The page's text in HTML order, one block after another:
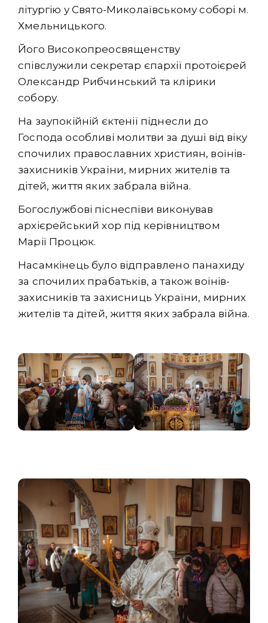
літургію у Свято-Миколаївському соборі м.
Хмельницького.
Його Високопреосвященству
співслужили секретар єпархії протоієрей
Олександр Рибчинський та клірики
собору.
На заупокійній єктенії піднесли до
Господа особливі молитви за душі від віку
спочилих православних християн, воїнів-
захисників України, мирних жителів та
дітей, життя яких забрала війна.
Богослужбові піснеспіви виконував
архієрейський хор під керівництвом
Марії Процюк.
Насамкінець було відправлено панахиду
за спочилих прабатьків, а також воїнів-
захисників та захисниць України, мирних
жителів та дітей, життя яких забрала війна.